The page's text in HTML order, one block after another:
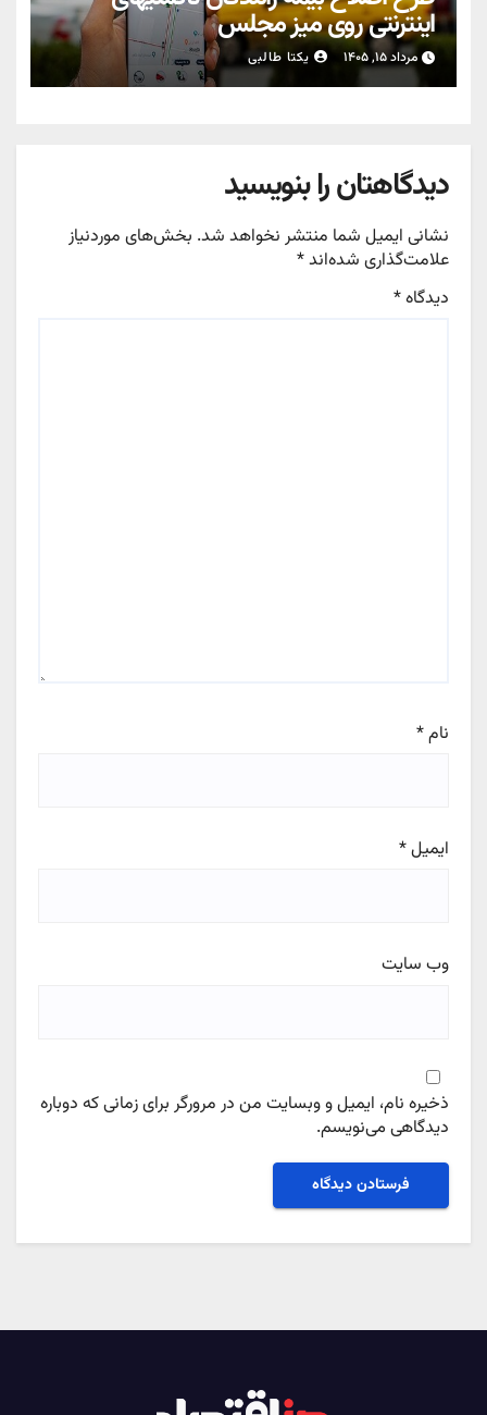
اینترنتی روی میز مجلس
مرداد ۱۵, ۱۴۰۵ یکتا طالبی
دیدگاهتان را بنویسید
نشانی ایمیل شما منتشر نخواهد شد. بخش‌های موردنیاز
علامت‌گذاری شده‌اند*
دیدگاه*
نام*
ایمیل*
وب‌ سایت
ذخیره نام، ایمیل و وبسایت من در مرورگر برای زمانی که دوباره
دیدگاهی می‌نویسم.